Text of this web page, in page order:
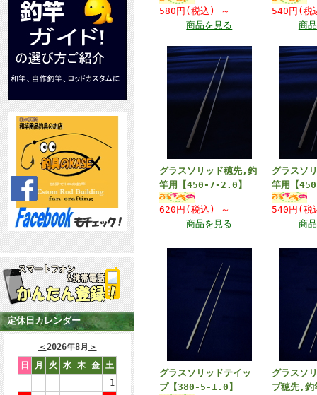
定休日カレンダー
＜2026年8月 ＞
日
月 火 水 木 金
土
1
580円(税込)
～
商品を見る
540円(
商
グラスソリッド穂先,釣
竿用【450-7-2.0】
620円(税込)
～
商品を見る
グラスソ
竿用【
540円(
商
グラスソリッドテイッ
プ【380-5-1.0】
グラスソ
プ穂先,